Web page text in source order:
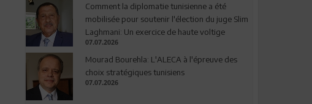
Comment la diplomatie tunisienne a été
mobilisée pour soutenir l'élection du juge Slim
Laghmani: Un exercice de haute voltige
07.07.2026
Mourad Bourehla: L'ALECA à l'épreuve des
choix stratégiques tunisiens
07.07.2026